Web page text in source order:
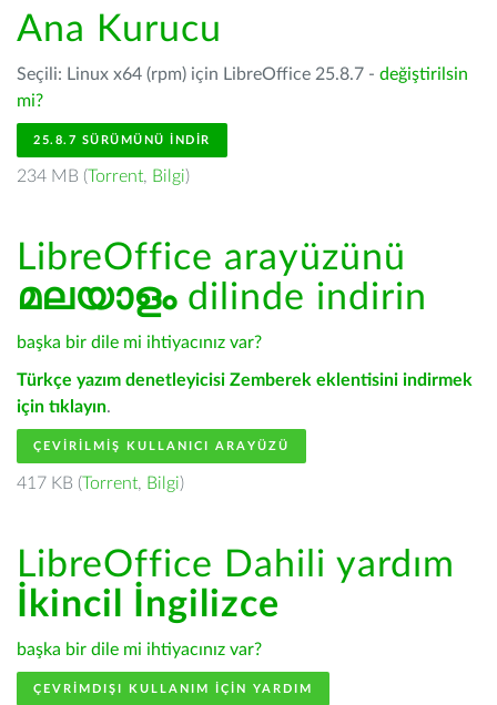
Ana Kurucu
Seçili: Linux x64 (rpm) için LibreOffice 25.8.7 - değiştirilsin
mi?
25.8.7 SÜRÜMÜNÜ İNDIR
234 MB (Torrent, Bilgi)
LibreOffice arayüzünü
മലയാളംdilinde indirin
başka bir dile mi ihtiyacınız var?
Türkçe yazım denetleyicisi Zemberek eklentisini indirmek
için tıklayın.
ÇEVIRILMIŞ KULLANICI ARAYÜZÜ
417 KB (Torrent, Bilgi)
LibreOffice Dahili yardım
İkincil İngilizce
başka bir dile mi ihtiyacınız var?
ÇEVRIMDIŞI KULLANIM IÇIN YARDIM